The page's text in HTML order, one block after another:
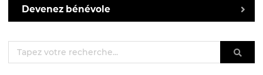
Devenez bénévole